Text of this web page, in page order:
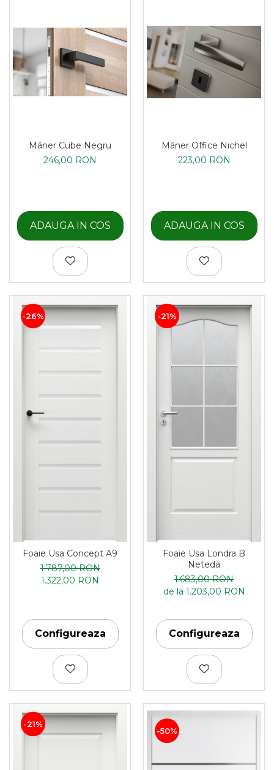
Mâner Cube Negru
246,00 RON
ADAUGA IN COS
Mâner Office Nichel
223,00 RON
ADAUGA IN COS
-26%
Foaie Usa Concept A9
1.787,00 RON
1.322,00 RON
Configureaza
-21%
Foaie Usa Londra B
Neteda
1.683,00 RON
de la 1.203,00 RON
Configureaza
-21%
-50%